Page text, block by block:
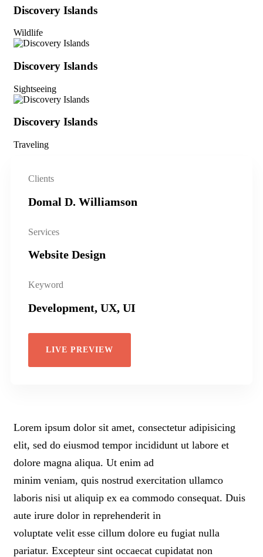
Discovery Islands
Wildlife
Discovery Islands
Sightseeing
Discovery Islands
Traveling
Clients
Domal D. Williamson
Services
Website Design
Keyword
Development, UX, UI
LIVE PREVIEW
Lorem ipsum dolor sit amet, consectetur adipisicing
elit, sed do eiusmod tempor incididunt ut labore et
dolore magna aliqua. Ut enim ad
minim veniam, quis nostrud exercitation ullamco
laboris nisi ut aliquip ex ea commodo consequat. Duis
aute irure dolor in reprehenderit in
voluptate velit esse cillum dolore eu fugiat nulla
pariatur. Excepteur sint occaecat cupidatat non